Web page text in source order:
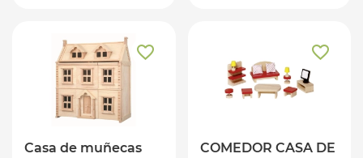
Casa de muñecas
COMEDOR CASA DE